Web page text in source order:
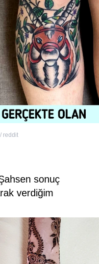
reddit
sonuç
verdiğim